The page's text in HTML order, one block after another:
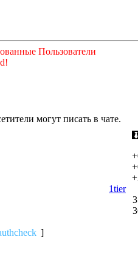
Пользователи
могут писать в чате.
1tier
]